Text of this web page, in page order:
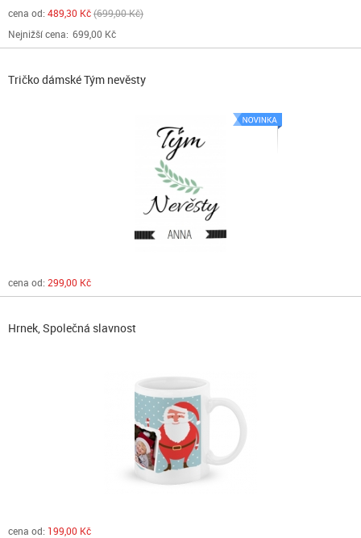
cena od: 489,30 Kč 699,00 Kč
Nejnižší cena: 699,00 Kč
Tričko dámské Tým nevěsty
cena od: 299,00 Kč
Hrnek, Společná slavnost
cena od: 199,00 Kč